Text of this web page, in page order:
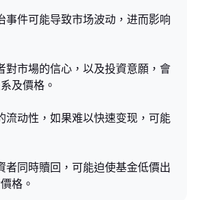
事件可能导致市场波动，进而影响
對市場的信心，以及投資意願，會
及價格。
流动性，如果难以快速变现，可能
者同時贖回，可能迫使基金低價出
格。